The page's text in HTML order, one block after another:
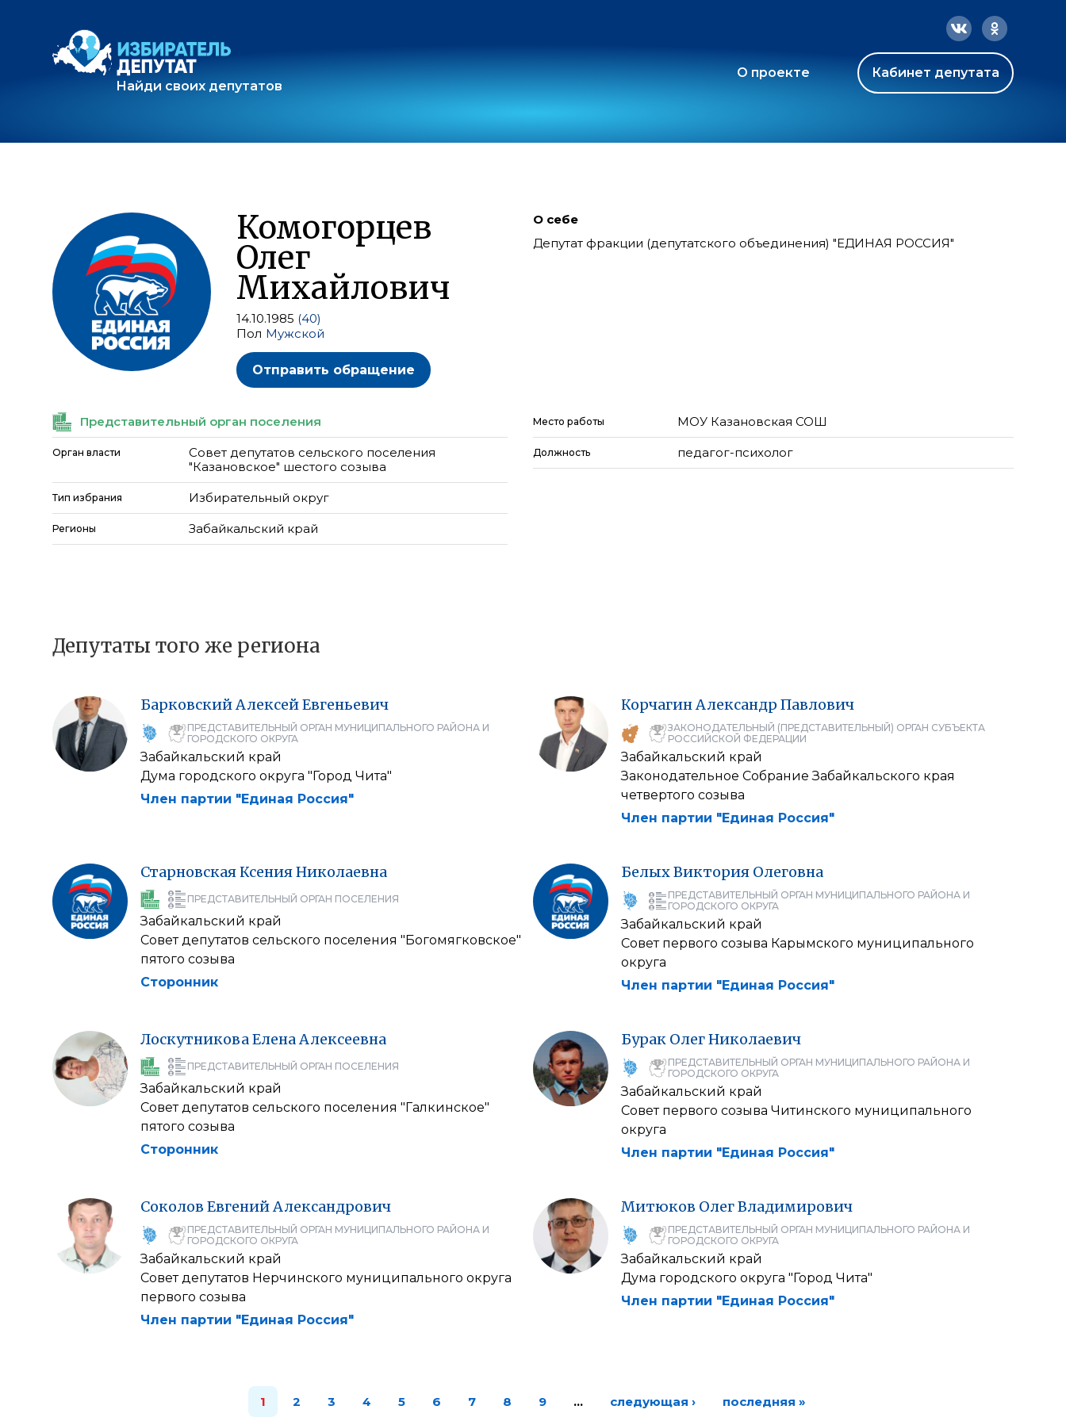
Найди своих депутатов
О проекте Кабинет депутата
Комогорцев
Олег
Михайлович
14.10.1985 (40)
Пол Мужской
Отправить обращение
О себе
Депутат фракции (депутатского объединения) "ЕДИНАЯ РОССИЯ"
Представительный орган поселения
Орган власти
Совет депутатов сельского поселения
"Казановское" шестого созыва
Тип избрания Избирательный округ
Регионы Забайкальский край
Место работы МОУ Казановская СОШ
Должность педагог-психолог
Депутаты того же региона
БарковскийАлексейЕвгеньевич
ПРЕДСТАВИТЕЛЬНЫЙ ОРГАН МУНИЦИПАЛЬНОГО РАЙОНА И
ГОРОДСКОГО ОКРУГА
Забайкальский край
Дума городского округа "Город Чита"
Член партии "Единая Россия"
КорчагинАлександр Павлович
ЗАКОНОДАТЕЛЬНЫЙ (ПРЕДСТАВИТЕЛЬНЫЙ) ОРГАН СУБЪЕКТА
РОССИЙСКОЙ ФЕДЕРАЦИИ
Забайкальский край
Законодательное Cобрание Забайкальского края
четвертого созыва
Член партии "Единая Россия"
Старновская КсенияНиколаевна
ПРЕДСТАВИТЕЛЬНЫЙ ОРГАН ПОСЕЛЕНИЯ
Забайкальский край
Совет депутатов сельского поселения "Богомягковское"
пятого созыва
Сторонник
БелыхВиктория Олеговна
ПРЕДСТАВИТЕЛЬНЫЙ ОРГАН МУНИЦИПАЛЬНОГО РАЙОНА И
ГОРОДСКОГО ОКРУГА
Забайкальский край
Совет первого созыва Карымского муниципального
округа
Член партии "Единая Россия"
ЛоскутниковаЕленаАлексеевна
ПРЕДСТАВИТЕЛЬНЫЙ ОРГАН ПОСЕЛЕНИЯ
Забайкальский край
Совет депутатов сельского поселения "Галкинское"
пятого созыва
Сторонник
Бурак ОлегНиколаевич
ПРЕДСТАВИТЕЛЬНЫЙ ОРГАН МУНИЦИПАЛЬНОГО РАЙОНА И
ГОРОДСКОГО ОКРУГА
Забайкальский край
Совет первого созыва Читинского муниципального
округа
Член партии "Единая Россия"
Соколов ЕвгенийАлександрович
ПРЕДСТАВИТЕЛЬНЫЙ ОРГАН МУНИЦИПАЛЬНОГО РАЙОНА И
ГОРОДСКОГО ОКРУГА
Забайкальский край
Совет депутатов Нерчинского муниципального округа
первого созыва
Член партии "Единая Россия"
Митюков ОлегВладимирович
ПРЕДСТАВИТЕЛЬНЫЙ ОРГАН МУНИЦИПАЛЬНОГО РАЙОНА И
ГОРОДСКОГО ОКРУГА
Забайкальский край
Дума городского округа "Город Чита"
Член партии "Единая Россия"
1 2 3 4 5 6 7 8 9 … следующая › последняя »